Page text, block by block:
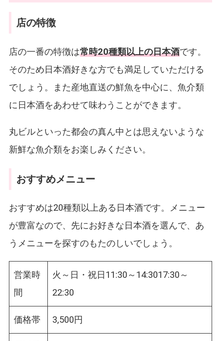
店の特徴
店の一番の特徴は常時20種類以上の日本酒です。
そのため日本酒好きな方でも満足していただける
でしょう。また産地直送の鮮魚を中心に、魚介類
に日本酒をあわせて味わうことができます。
丸ビルといった都会の真ん中とは思えないような
新鮮な魚介類をお楽しみください。
おすすめメニュー
おすすめは20種類以上ある日本酒です。メニュー
が豊富なので、先にお好きな日本酒を選んで、あ
うメニューを探すのもたのしいでしょう。
営業時
間
火～日・祝日11:30～14:3017:30～
22:30
価格帯 3,500円